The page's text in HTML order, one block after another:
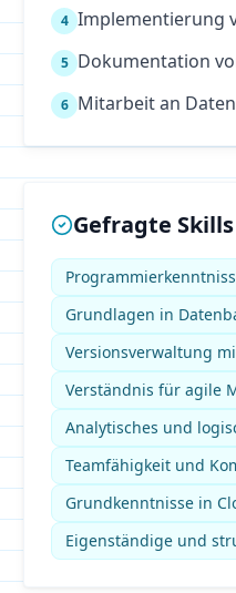
4 Implementierung
5 Dokumentation
6 Mitarbeit an
Gefragte Skills
Grundlagen in
Versionsverwaltung
Verständnis für agile
Analytisches und
Teamfähigkeit und
Grundkenntnisse in
Eigenständige und